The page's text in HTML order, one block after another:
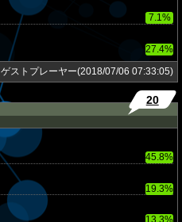
7.1%
27.4%
ゲストプレーヤー(2018/07/06 07:33:05)
20
45.8%
19.3%
13.3%